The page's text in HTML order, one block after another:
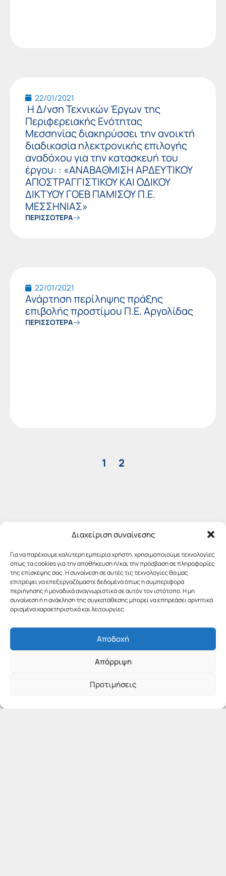
Διαχείριση συναίνεσης
Για να παρέχουμε καλύτερη εμπειρία χρήστη, χρησιμοποιούμε τεχνολογίες
όπως τα cookies για την αποθήκευση ή/και την πρόσβαση σε πληροφορίες
της επίσκεψης σας. Η συναίνεση σε αυτές τις τεχνολογίες θα μας
επιτρέψει να επεξεργαζόμαστε δεδομένα όπως η συμπεριφορά
περιήγησης ή μοναδικά αναγνωριστικά σε αυτόν τον ιστότοπο. Η μη
συναίνεση ή η ανάκληση της συγκατάθεσης μπορεί να επηρεάσει αρνητικά
ορισμένα χαρακτηριστικά και λειτουργίες.
Αποδοχή
Απόρριψη
Προτιμήσεις
22/01/2021
Η Δ/νση Τεχνικών Έργων της
Περιφερειακής Ενότητας
Μεσσηνίας διακηρύσσει την ανοικτή
διαδικασία ηλεκτρονικής επιλογής
αναδόχου για την κατασκευή του
έργου: : «ΑΝΑΒΑΘΜΙΣΗ ΑΡΔΕΥΤΙΚΟΥ
ΑΠΟΣΤΡΑΓΓΙΣΤΙΚΟΥ ΚΑΙ ΟΔΙΚΟΥ
ΔΙΚΤΥΟΥ ΓΟΕΒ ΠΑΜΙΣΟΥ Π.Ε.
ΜΕΣΣΗΝΙΑΣ»
ΠΕΡΙΣΣΟΤΕΡΑ
22/01/2021
Ανάρτηση περίληψης πράξης
επιβολής προστίμου Π.Ε. Αργολίδας
ΠΕΡΙΣΣΟΤΕΡΑ
1 2